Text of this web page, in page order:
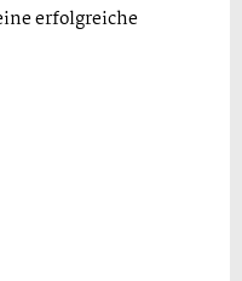
erfolgreiche